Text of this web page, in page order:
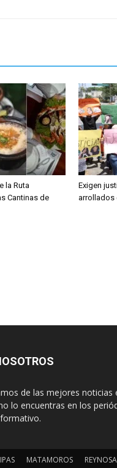
la Ruta
Cantinas de
Exigen
arrollados
de las mejores noticias
lo encuentras en los
MATAMOROS